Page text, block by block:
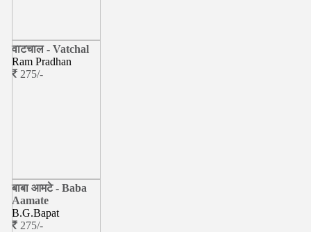
वाटचाल - Vatchal
Ram Pradhan
275/-
बाबा आमटे - Baba
Aamate
B.G.Bapat
275/-